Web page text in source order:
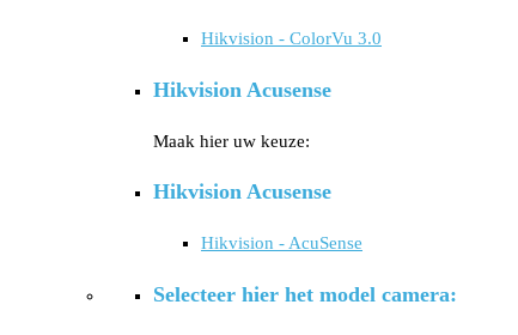
Hikvision - ColorVu 3.0
Hikvision Acusense
Maak hier uw keuze:
Hikvision Acusense
Hikvision - AcuSense
Selecteer hier het model camera: